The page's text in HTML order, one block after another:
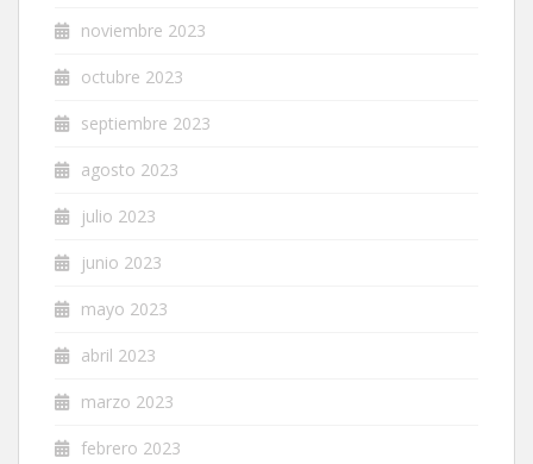
noviembre 2023
octubre 2023
septiembre 2023
agosto 2023
julio 2023
junio 2023
mayo 2023
abril 2023
marzo 2023
febrero 2023